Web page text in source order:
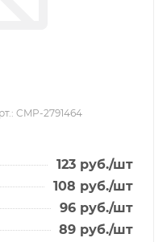
CMP-2791464
123 руб./шт
108 руб./шт
96 руб./шт
89 руб./шт